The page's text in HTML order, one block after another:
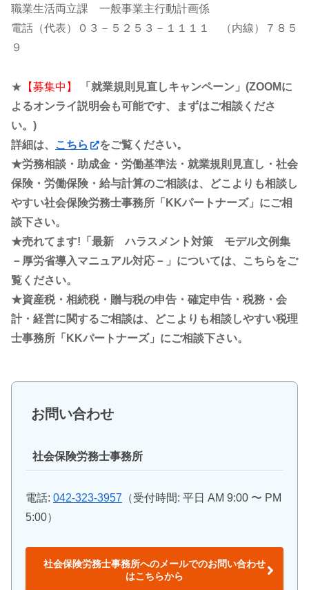
職業生活両立課 一般事業主行動計画係
電話（代表）０３－５２５３－１１１１ （内線）７８５
９
★ 【募集中】
「就業規則見直しキャンペーン」(ZOOMに
よるオンライ説明会も可能です、まずはご相談くださ
い。)
詳細は、
こちら
をご覧ください。
★労務相談・助成金・労働基準法・就業規則見直し・社会
保険・労働保険・給与計算のご相談は、どこよりも相談し
やすい社会保険労務士事務所「KKパートナーズ」にご相
談下さい。
★売れてます!「最新 ハラスメント対策 モデル文例集
－厚労省導入マニュアル対応－」については、こちらをご
覧ください。
★資産税・相続税・贈与税の申告・確定申告・税務・会
計・経営に関するご相談は、どこよりも相談しやすい税理
士事務所「KKパートナーズ」にご相談下さい。
お問い合わせ
社会保険労務士事務所
電話: 042-323-3957 （受付時間: 平日 AM 9:00 〜 PM
5:00）
社会保険労務士事務所へのメールでのお問い合わせ
はこちらから